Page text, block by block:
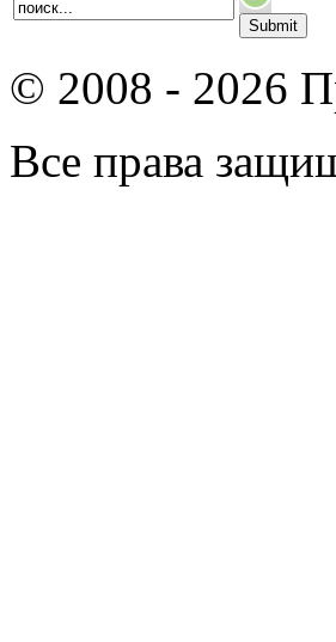
© 2008 - 2026
Все права